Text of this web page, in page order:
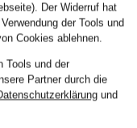
Der Widerruf hat
der Tools und
Cookies ablehnen.
Tools und der
Partner durch die
und